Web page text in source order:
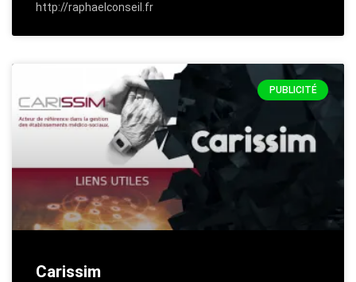
http://raphaelconseil.fr
PUBLICITÉ
Carissim